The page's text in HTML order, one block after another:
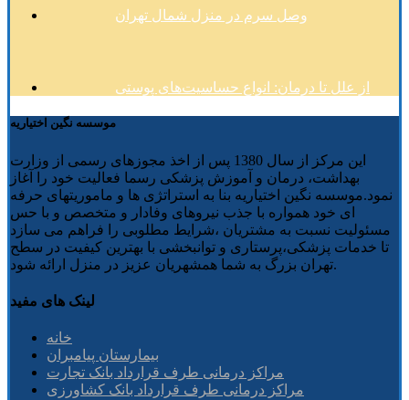
وصل سرم در منزل شمال تهران
از علل تا درمان: انواع حساسیت‌های پوستی
موسسه نگین اختیاریه
این مرکز از سال 1380 پس از اخذ مجوزهای رسمی از وزارت
بهداشت، درمان و آموزش پزشکی رسما فعالیت خود را آغاز
نمود.موسسه نگین اختیاریه بنا به استراتژی ها و ماموریتهای حرفه
ای خود همواره با جذب نیروهای وفادار و متخصص و با حس
مسئولیت نسبت به مشتریان ،شرایط مطلوبی را فراهم می سازد
تا خدمات پزشکی،پرستاری و توانبخشی با بهترین کیفیت در سطح
تهران بزرگ به شما همشهریان عزیز در منزل ارائه شود.
لینک های مفید
خانه
بیمارستان پیامبران
مراکز درمانی طرف قرارداد بانک تجارت
مراکز درمانی طرف قرارداد بانک کشاورزی